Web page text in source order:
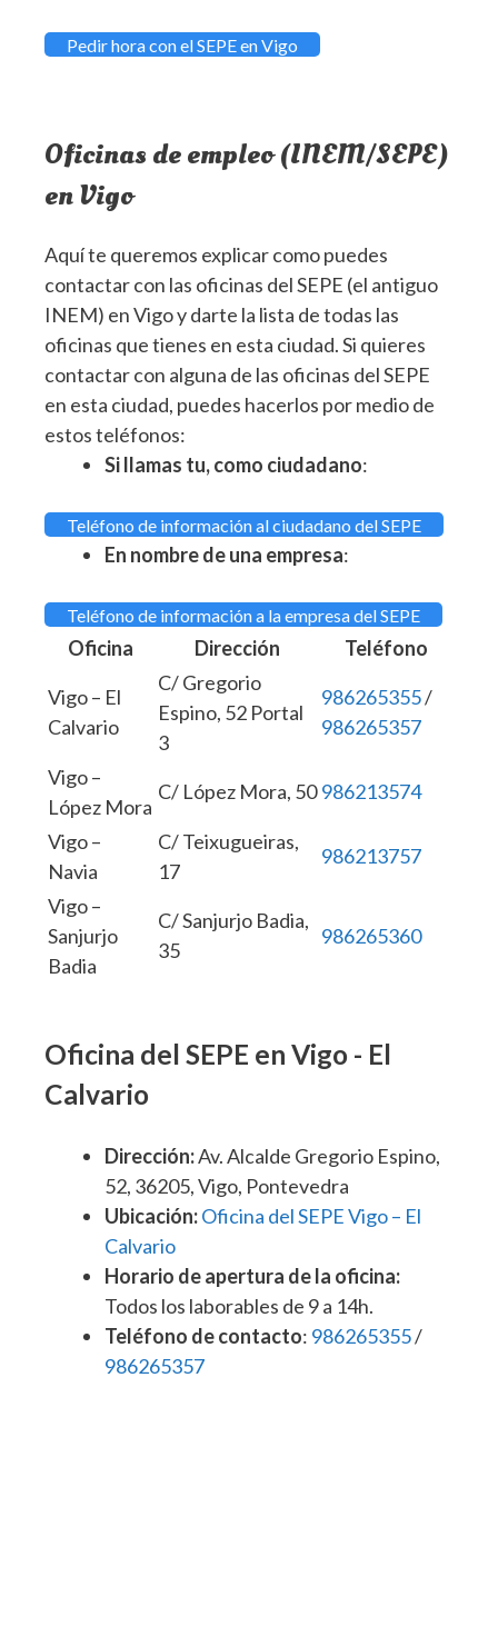
Pedir hora con el SEPE en Vigo
Oficinas de empleo (INEM/SEPE)
en Vigo
Aquí te queremos explicar como puedes
contactar con las oficinas del SEPE (el antiguo
INEM) en Vigo y darte la lista de todas las
oficinas que tienes en esta ciudad. Si quieres
contactar con alguna de las oficinas del SEPE
en esta ciudad, puedes hacerlos por medio de
estos teléfonos:
Si llamas tu, como ciudadano:
Teléfono de información al ciudadano del SEPE
En nombre de una empresa:
Teléfono de información a la empresa del SEPE
Oficina Dirección
Teléfono
Vigo – El
Calvario
C/ Gregorio
Espino, 52 Portal
3
986265355/
986265357
Vigo –
López Mora
C/ López Mora, 50 986213574
Vigo –
Navia
C/ Teixugueiras,
17
986213757
Vigo –
Sanjurjo
Badia
C/ Sanjurjo Badia,
35
986265360
Oficina del SEPE en Vigo - El
Calvario
Dirección:Av. Alcalde Gregorio Espino,
52, 36205, Vigo, Pontevedra
Ubicación:Oficina del SEPE Vigo – El
Calvario
Horario de apertura de la oficina:
Todos los laborables de 9 a 14h.
Teléfono de contacto: 986265355/
986265357